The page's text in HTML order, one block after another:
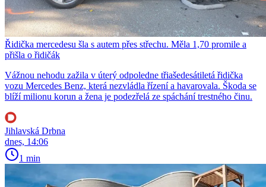
Řidička mercedesu šla s autem přes střechu. Měla 1,70 promile a
přišla o řidičák
Vážnou nehodu zažila v úterý odpoledne třiašedesátiletá řidička
vozu Mercedes Benz, která nezvládla řízení a havarovala. Škoda se
blíží milionu korun a žena je podezřelá ze spáchání trestného činu.
Jihlavská Drbna
dnes, 14:06
1 min